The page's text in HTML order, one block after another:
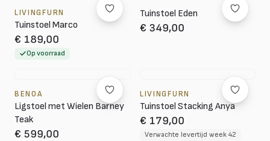
LIVINGFURN
Tuinstoel Marco
€ 189,00
Op voorraad
Tuinstoel Eden
€ 349,00
BENOA
Ligstoel met Wielen Barney
Teak
€ 599,00
LIVINGFURN
Tuinstoel Stacking Anya
€ 179,00
Verwachte levertijd week 42